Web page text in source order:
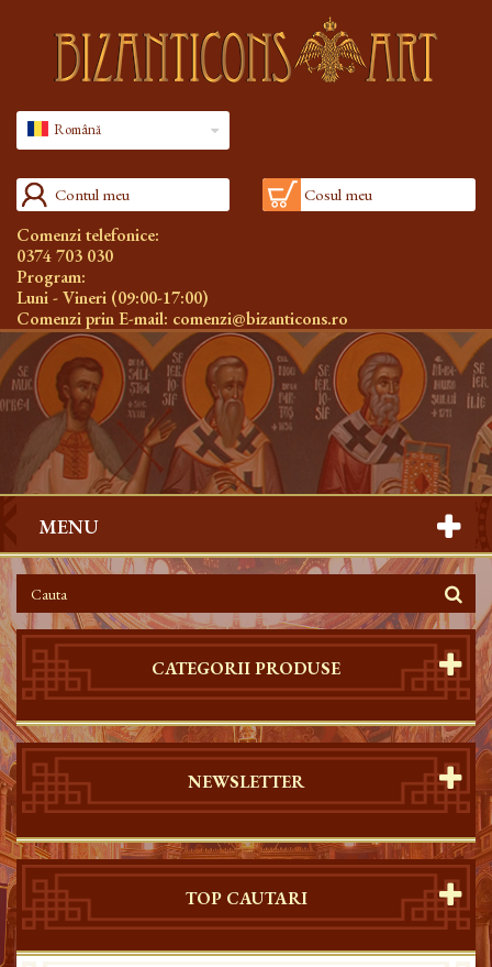
Română
Contul meu Cosul meu
Comenzi telefonice:
0374 703 030
Program:
Luni - Vineri (09:00-17:00)
Comenzi prin E-mail: comenzi@bizanticons.ro
MENU
CATEGORII PRODUSE
NEWSLETTER
TOP CAUTARI